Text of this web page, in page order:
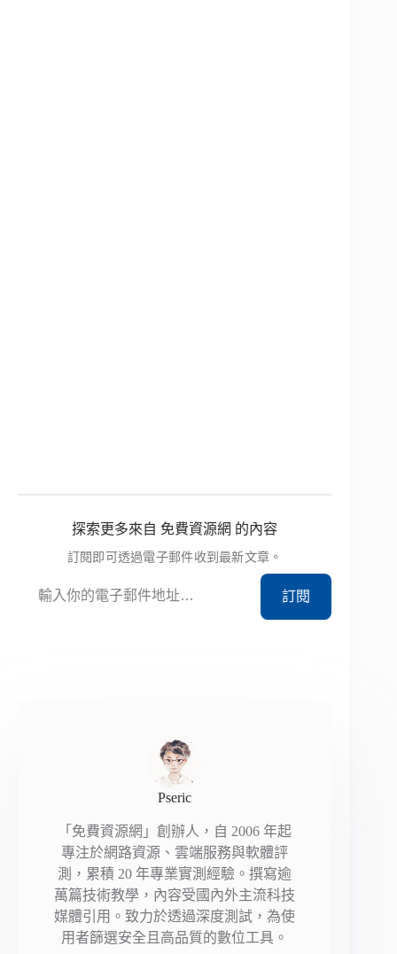
探索更多來自 免費資源網 的內容
訂閱即可透過電子郵件收到最新文章。
訂閱
Pseric
「免費資源網」創辦人，自 2006 年起
專注於網路資源、雲端服務與軟體評
測，累積 20 年專業實測經驗。撰寫逾
萬篇技術教學，內容受國內外主流科技
媒體引用。致力於透過深度測試，為使
用者篩選安全且高品質的數位工具。